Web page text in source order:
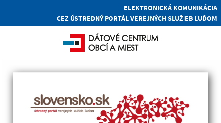
ELEKTRONICKÁ KOMUNIKÁCIA
CEZ ÚSTREDNÝ PORTÁL VEREJNÝCH SLUŽIEB ĽUĎOM